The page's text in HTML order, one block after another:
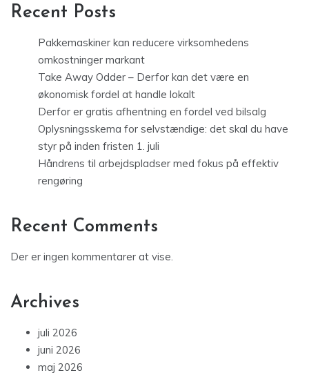
Recent Posts
Pakkemaskiner kan reducere virksomhedens
omkostninger markant
Take Away Odder – Derfor kan det være en
økonomisk fordel at handle lokalt
Derfor er gratis afhentning en fordel ved bilsalg
Oplysningsskema for selvstændige: det skal du have
styr på inden fristen 1. juli
Håndrens til arbejdspladser med fokus på effektiv
rengøring
Recent Comments
Der er ingen kommentarer at vise.
Archives
juli 2026
juni 2026
maj 2026